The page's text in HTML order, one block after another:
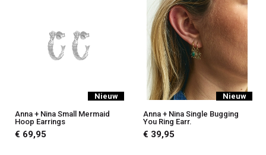
Nieuw
Anna + Nina Small Mermaid
Hoop Earrings
€ 69,95
Nieuw
Anna + Nina Single Bugging
You Ring Earr.
€ 39,95